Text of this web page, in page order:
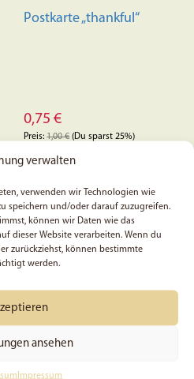
verwalten
verwenden wir Technologien wie
speichern und/oder darauf zuzugreifen.
können wir Daten wie das
dieser Website verarbeiten. Wenn du
zurückziehst, können bestimmte
werden.
ansehen
Impressum
Postkarte „thankful“
0,75€
Preis:1,00€(Du sparst 25%)